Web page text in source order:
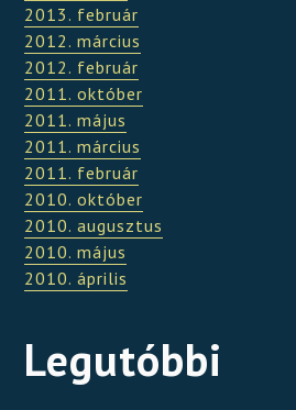
2013. február
2012. március
2012. február
2011. október
2011. május
2011. március
2011. február
2010. október
2010. augusztus
2010. május
2010. április
Legutóbbi